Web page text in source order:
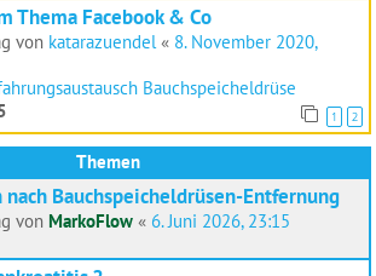
Thema Facebook & Co
von katarazuendel « 8. November 2020,
Bauchspeicheldrüse
1 2
Themen
nach Bauchspeicheldrüsen-Entfernung
von MarkoFlow « 6. Juni 2026, 23:15